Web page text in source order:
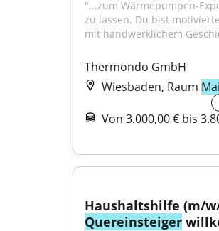
"...zum Wärmepumpen-
zu lassen. Du bist
mit handwerklichem
Thermondo GmbH
Wiesbaden, Raum
Von 3.000,00 € bis
Quereinsteiger